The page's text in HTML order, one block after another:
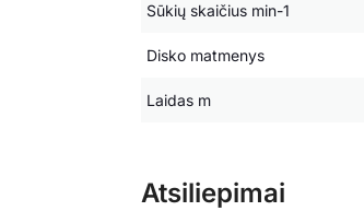
Sūkių skaičius min-1
Disko matmenys
Laidas m
Atsiliepimai